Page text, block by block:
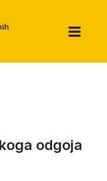
MAIN
odgoja